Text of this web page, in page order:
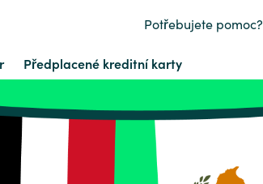
Potřebujete pomoc?
Předplacené kreditní karty